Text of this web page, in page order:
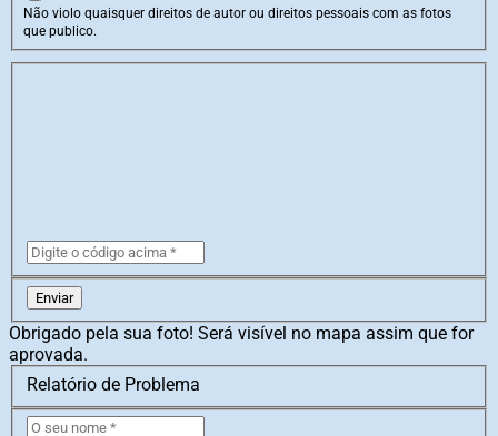
Não violo quaisquer direitos de autor ou direitos pessoais com as fotos
que publico.
Enviar
Obrigado pela sua foto! Será visível no mapa assim que for
aprovada.
Relatório de Problema